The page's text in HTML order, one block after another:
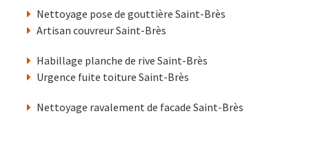
Nettoyage pose de gouttière Saint-Brès
Artisan couvreur Saint-Brès
Habillage planche de rive Saint-Brès
Urgence fuite toiture Saint-Brès
Nettoyage ravalement de facade Saint-Brès